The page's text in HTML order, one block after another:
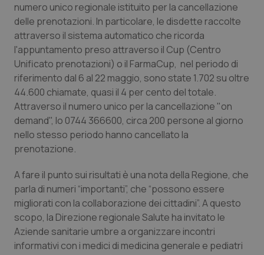
Friuli Venezia Giulia
Lazio
Liguria
Lombardia
Marche
Molise
Piemonte
Provincia Autonoma di Bolzano
Dermatite Atopica
Diabete & glucometri
Disturbi dell’umore
Dolore
Donna & Salute
Epatiti
HIV
Infezioni & Febbre
numero unico regionale istituito per la cancellazione
delle prenotazioni. In particolare, le disdette raccolte
attraverso il sistema automatico che ricorda
l'appuntamento preso attraverso il Cup (Centro
Unificato prenotazioni) o il FarmaCup, nel periodo di
riferimento dal 6 al 22 maggio, sono state 1.702 su oltre
44.600 chiamate, quasi il 4 per cento del totale.
Attraverso il numero unico per la cancellazione "on
demand", lo 0744 366600, circa 200 persone al giorno
nello stesso periodo hanno cancellato la
prenotazione.
A fare il punto sui risultati è una nota della Regione, che
parla di numeri “importanti”, che “possono essere
migliorati con la collaborazione dei cittadini”. A questo
scopo, la Direzione regionale Salute ha invitato le
Aziende sanitarie umbre a organizzare incontri
informativi con i medici di medicina generale e pediatri